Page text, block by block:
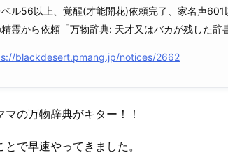
ベル56以上、覚醒(才能開花)依頼完了、家名声601
霊から依頼「万物辞典: 天才又はバカが残した辞
blackdesert.pmang.jp/notices/2662
マの万物辞典がキター！！
とで早速やってきました。